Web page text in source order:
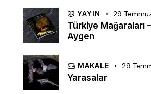
YAYIN 29
Türkiye Mağaraları
Aygen
MAKALE 29
Yarasalar